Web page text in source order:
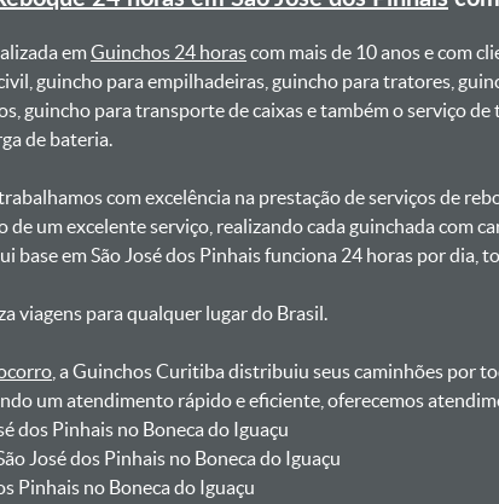
emGuinchos 24 horascom mais de 10 anos e com
guincho para empilhadeiras, guincho para tratores,
guincho para transporte de caixas e também o serviço
bateria. ㅤㅤ
com excelência na prestação de serviços de
de um excelente serviço, realizando cada guinchada com
base em São José dos Pinhais funciona 24 horas por
viagens para qualquer lugar do Brasil.
, a Guinchos Curitiba distribuiu seus caminhões por
um atendimento rápido e eficiente, oferecemos
dos Pinhais no Boneca do Iguaçu
São José dos Pinhais no Boneca do Iguaçu
Pinhais no Boneca do Iguaçu